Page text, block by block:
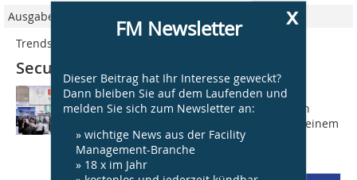
x
FM Newsletter
Dieser Beitrag hat Ihr Interesse geweckt?
Dann bleiben Sie auf dem Laufenden und
melden Sie sich zum Newsletter an:
» wichtige News aus der Facility
Management-Branche
» 18 x im Jahr
Ausgabe 4/2012
Trends und Lösungen in Sachen Sicherheit
Security 2012
Die ganze Welt der Sicherheits- und
Brandschutztechnik unter einem Dach
bietet die Security in diesem Jahr mit einem
umfangreichen Überblick über neue
Sicherheitstechnologien und...